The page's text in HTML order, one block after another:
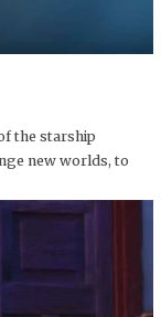
the starship
new worlds, to